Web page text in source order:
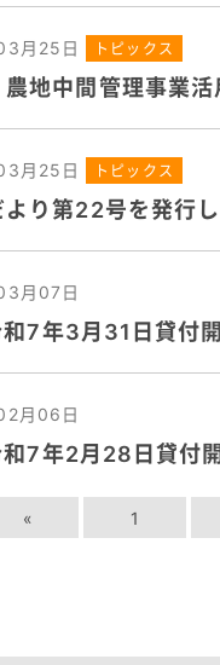
月25日 トピックス
地中間管理事業活
月25日 トピックス
り第22号を発行
月07日
和7年3月31日貸付
月06日
和7年2月28日貸付
« 1